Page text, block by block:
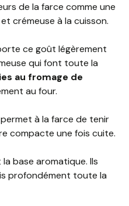
de la farce comme une
crémeuse à la cuisson.
ce goût légèrement
qui font toute la
au fromage de
au four.
à la farce de tenir
compacte une fois cuite.
base aromatique. Ils
profondément toute la